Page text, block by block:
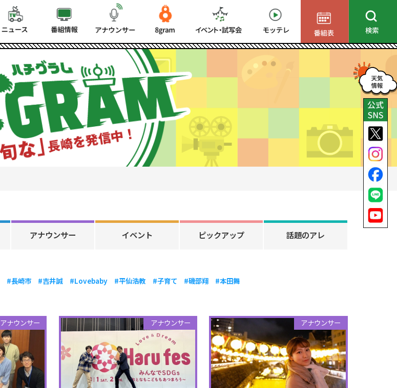
アナウンサー イベント ピックアップ 話題のアレ
#長崎市 #吉井誠 #Lovebaby #平仙浩教 #子育て #磯部翔 #本田舞
アナウンサー アナウンサー アナウンサー